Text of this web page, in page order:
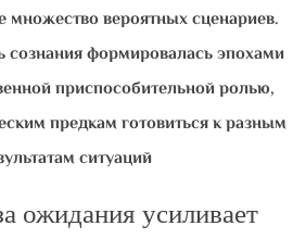
множество вероятных сценариев.
сознания формировалась эпохами
приспособительной ролью,
предкам готовиться к разным
ситуаций.
ожидания усиливает